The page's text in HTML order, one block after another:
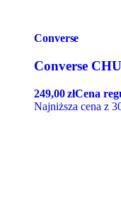
Converse
Converse
249,00złCena
Najniższa cena z